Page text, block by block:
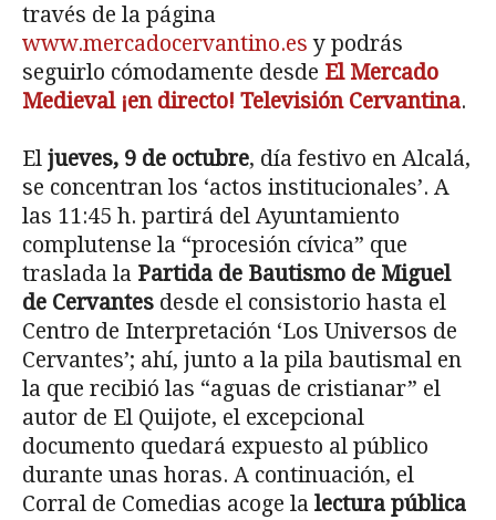
través de la página
www.mercadocervantino.es y podrás
seguirlo cómodamente desde El Mercado
Medieval ¡en directo! Televisión Cervantina.
El jueves, 9 de octubre, día festivo en Alcalá,
se concentran los ‘actos institucionales’. A
las 11:45 h. partirá del Ayuntamiento
complutense la “procesión cívica” que
traslada la Partida de Bautismo de Miguel
de Cervantes desde el consistorio hasta el
Centro de Interpretación ‘Los Universos de
Cervantes’; ahí, junto a la pila bautismal en
la que recibió las “aguas de cristianar” el
autor de El Quijote, el excepcional
documento quedará expuesto al público
durante unas horas. A continuación, el
Corral de Comedias acoge la lectura pública